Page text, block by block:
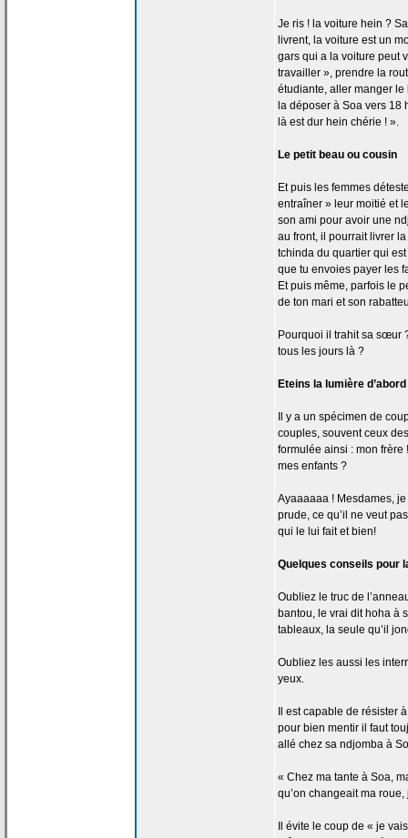
Je ris ! la voiture hein ?
livrent, la voiture est un
gars qui a la voiture peut
travailler », prendre la
étudiante, aller manger le
la déposer à Soa vers 18
là est dur hein chérie ! ».
Le petit beau ou cousin
Et puis les femmes
entraîner » leur moitié et
son ami pour avoir une
au front, il pourrait livrer la
tchinda du quartier qui
que tu envoies payer les
Et puis même, parfois le
de ton mari et son
Pourquoi il trahit sa sœur
tous les jours là ?
Eteins la lumière
Il y a un spécimen de
couples, souvent ceux
formulée ainsi : mon frère
mes enfants ?
Ayaaaaaa ! Mesdames,
prude, ce qu’il ne veut
qui le lui fait et bien!
Quelques conseils pour
Oubliez le truc de
bantou, le vrai dit hoha à
tableaux, la seule qu’il
Oubliez les aussi les
yeux.
Il est capable de résister
pour bien mentir il faut
allé chez sa ndjomba à
« Chez ma tante à Soa,
qu’on changeait ma
Il évite le coup de « je